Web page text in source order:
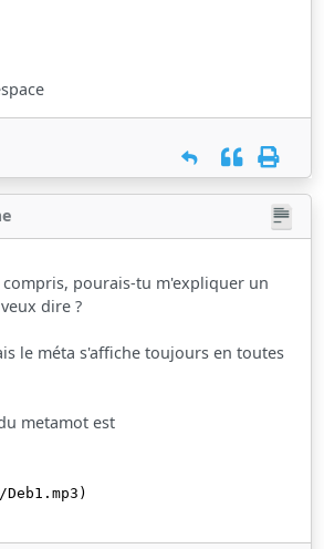
compris, pourais-tu m'expliquer un
dire ?
le méta s'affiche toujours en toutes
metamot est